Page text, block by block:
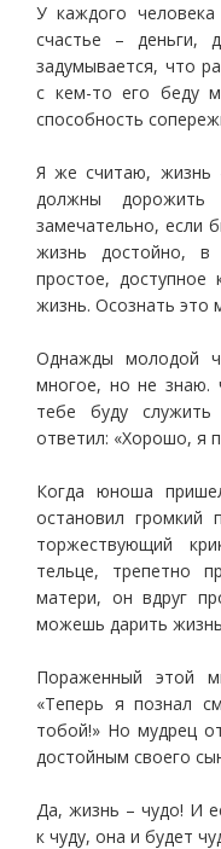
У каждого
счастье – деньги,
задумывается, что
с кем-то его беду
способность
Я же считаю, жизнь
должны
замечательно, если
жизнь достойно,
простое,
жизнь. Осознать это
Однажды молодой
многое, но не знаю.
тебе буду
ответил: «Хорошо, я
Когда юноша
остановил громкий
торжествующий
тельце, трепетно
матери, он вдруг
можешь дарить
Пораженный этой
«Теперь я познал
тобой!» Но мудрец
достойным своего
Да, жизнь – чудо! И
к чуду, она и будет